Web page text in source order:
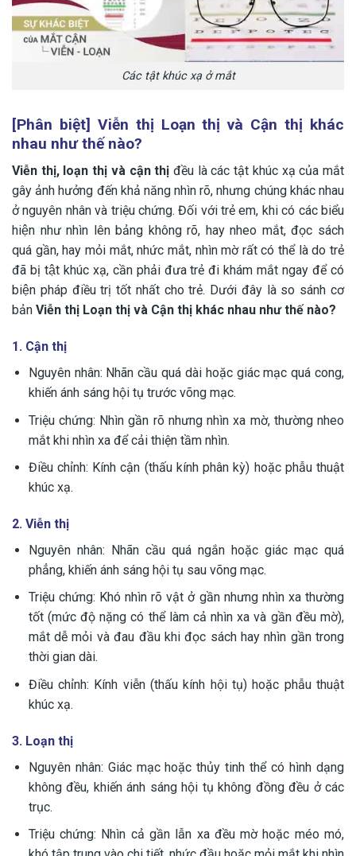
Các tật khúc xạ ở mắt
[Phân biệt] Viễn thị Loạn thị và Cận thị khác
nhau như thế nào?
Viễn thị, loạn thị và cận thị đều là các tật khúc xạ của mắt
gây ảnh hưởng đến khả năng nhìn rõ, nhưng chúng khác nhau
ở nguyên nhân và triệu chứng. Đối với trẻ em, khi có các biểu
hiện như nhìn lên bảng không rõ, hay nheo mắt, đọc sách
quá gần, hay mỏi mắt, nhức mắt, nhìn mờ rất có thể là do trẻ
đã bị tật khúc xạ, cần phải đưa trẻ đi khám mắt ngay để có
biện pháp điều trị tốt nhất cho trẻ. Dưới đây là so sánh cơ
bản Viễn thị Loạn thị và Cận thị khác nhau như thế nào?
1. Cận thị
Nguyên nhân: Nhãn cầu quá dài hoặc giác mạc quá cong,
khiến ánh sáng hội tụ trước võng mạc.
Triệu chứng: Nhìn gần rõ nhưng nhìn xa mờ, thường nheo
mắt khi nhìn xa để cải thiện tầm nhìn.
Điều chỉnh: Kính cận (thấu kính phân kỳ) hoặc phẫu thuật
khúc xạ.
2. Viễn thị
Nguyên nhân: Nhãn cầu quá ngắn hoặc giác mạc quá
phẳng, khiến ánh sáng hội tụ sau võng mạc.
Triệu chứng: Khó nhìn rõ vật ở gần nhưng nhìn xa thường
tốt (mức độ nặng có thể làm cả nhìn xa và gần đều mờ),
mắt dễ mỏi và đau đầu khi đọc sách hay nhìn gần trong
thời gian dài.
Điều chỉnh: Kính viễn (thấu kính hội tụ) hoặc phẫu thuật
khúc xạ.
3. Loạn thị
Nguyên nhân: Giác mạc hoặc thủy tinh thể có hình dạng
không đều, khiến ánh sáng hội tụ không đồng đều ở các
trục.
Triệu chứng: Nhìn cả gần lẫn xa đều mờ hoặc méo mó,